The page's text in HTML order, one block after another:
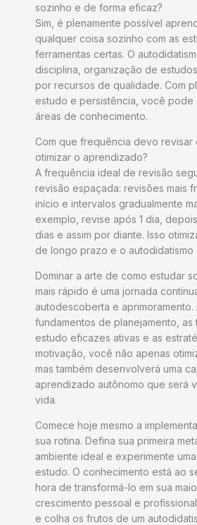
sozinho e de forma eficaz?
Sim, é plenamente possível
qualquer coisa sozinho com as
ferramentas certas. O
disciplina, organização de
por recursos de qualidade. Com
estudo e persistência, você pode
áreas de conhecimento.
Com que frequência devo revisar
otimizar o aprendizado?
A frequência ideal de revisão
revisão espaçada: revisões mais
início e intervalos gradualmente
exemplo, revise após 1 dia,
dias e assim por diante. Isso
de longo prazo e o autodidatismo
Dominar a arte de como estudar
mais rápido é uma jornada
autodescoberta e aprimoramento.
fundamentos de planejamento, as
estudo eficazes ativas e as
motivação, você não apenas
mas também desenvolverá uma
aprendizado autônomo que será
vida.
Comece hoje mesmo a
sua rotina. Defina sua primeira
ambiente ideal e experimente
estudo. O conhecimento está ao
hora de transformá-lo em sua
crescimento pessoal e
e colha os frutos de um